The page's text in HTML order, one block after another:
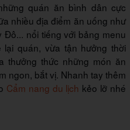
quán ăn bình dân cực
nhiều địa điểm ăn uống như
Đô... nổi tiếng với bảng menu
quán, vừa tận hưởng thời
thưởng thức những món ăn
ngon, bắt vị. Nhanh tay thêm
Cẩm nang du lịch kẻo lỡ nhé